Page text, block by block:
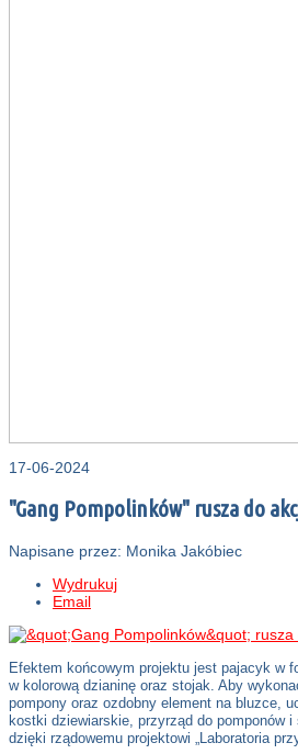
17-06-2024
"Gang Pompolinków" rusza do
Napisane przez: Monika Jakóbiec
Wydrukuj
Email
Efektem końcowym projektu jest pajacyk w
w kolorową dzianinę oraz stojak. Aby
pompony oraz ozdobny element na bluzce,
kostki dziewiarskie, przyrząd do pomponów
dzięki rządowemu projektowi „Laboratoria